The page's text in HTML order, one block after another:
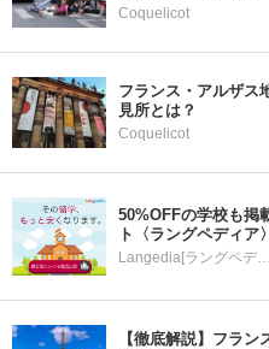
Coquelicot
フランス・アルザス
見所とは？
Coquelicot
50%OFFの学校も掲
ト〈ラングペディア〉
Langedia[ラングペディア]
【徹底解説】フラ